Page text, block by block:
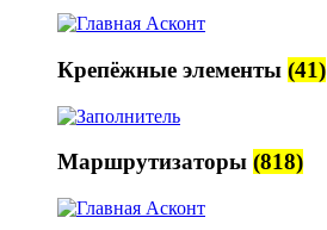
Крепёжные элементы (41)
Маршрутизаторы (818)